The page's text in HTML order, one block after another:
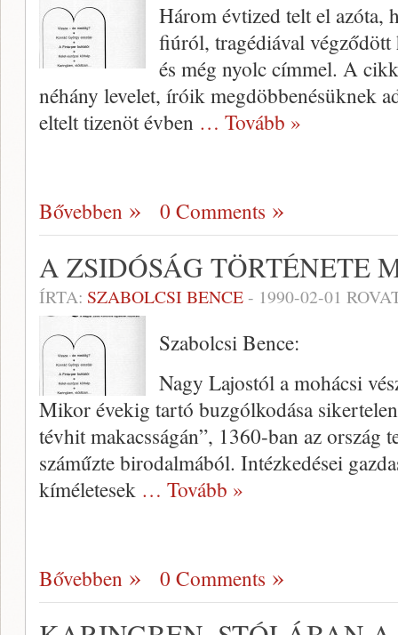
Három évtized telt el
fiúról, tra­gédiával
és még nyolc cím­mel. A
néhány levelet, íróik megdöb­benésüknek
eltelt tizenöt évben … Tovább »
Bővebben 0 Comments
A ZSIDÓSÁG TÖRTÉNETE
ÍRTA: SZABOLCSI BENCE- 1990-02-01
Szabolcsi Bence:
Nagy Lajostól a mohácsi
Mikor évekig tartó buzgólkodása
tévhit makacsságán”, 1360-ban az ország
száműzte birodalmá­ból. Intézkedései
kíméletesek … Tovább »
Bővebben 0 Comments